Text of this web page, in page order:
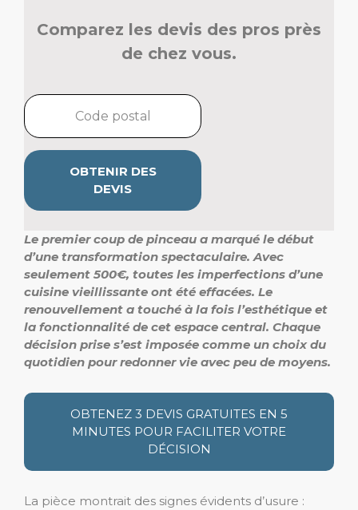
Comparez les devis des pros près
de chez vous.
OBTENIR DES
DEVIS
Le premier coup de pinceau a marqué le début
d’une transformation spectaculaire. Avec
seulement 500€, toutes les imperfections d’une
cuisine vieillissante ont été effacées. Le
renouvellement a touché à la fois l’esthétique et
la fonctionnalité de cet espace central. Chaque
décision prise s’est imposée comme un choix du
quotidien pour redonner vie avec peu de moyens.
OBTENEZ 3 DEVIS GRATUITES EN 5
MINUTES POUR FACILITER VOTRE
DÉCISION
La pièce montrait des signes évidents d’usure :